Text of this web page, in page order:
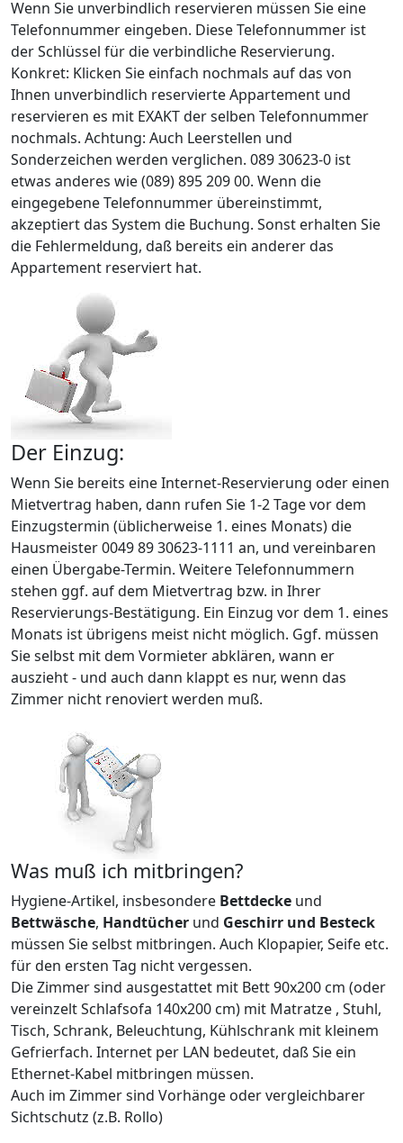
Wenn Sie unverbindlich reservieren müssen Sie eine
Telefonnummer eingeben. Diese Telefonnummer ist
der Schlüssel für die verbindliche Reservierung.
Konkret: Klicken Sie einfach nochmals auf das von
Ihnen unverbindlich reservierte Appartement und
reservieren es mit EXAKT der selben Telefonnummer
nochmals. Achtung: Auch Leerstellen und
Sonderzeichen werden verglichen. 089 30623-0 ist
etwas anderes wie (089) 895 209 00. Wenn die
eingegebene Telefonnummer übereinstimmt,
akzeptiert das System die Buchung. Sonst erhalten Sie
die Fehlermeldung, daß bereits ein anderer das
Appartement reserviert hat.
Der Einzug:
Wenn Sie bereits eine Internet-Reservierung oder einen
Mietvertrag haben, dann rufen Sie 1-2 Tage vor dem
Einzugstermin (üblicherweise 1. eines Monats) die
Hausmeister 0049 89 30623-1111 an, und vereinbaren
einen Übergabe-Termin. Weitere Telefonnummern
stehen ggf. auf dem Mietvertrag bzw. in Ihrer
Reservierungs-Bestätigung. Ein Einzug vor dem 1. eines
Monats ist übrigens meist nicht möglich. Ggf. müssen
Sie selbst mit dem Vormieter abklären, wann er
auszieht - und auch dann klappt es nur, wenn das
Zimmer nicht renoviert werden muß.
Was muß ich mitbringen?
Hygiene-Artikel, insbesondere Bettdecke und
Bettwäsche, Handtücher und Geschirr und Besteck
müssen Sie selbst mitbringen. Auch Klopapier, Seife etc.
für den ersten Tag nicht vergessen.
Die Zimmer sind ausgestattet mit Bett 90x200 cm (oder
vereinzelt Schlafsofa 140x200 cm) mit Matratze , Stuhl,
Tisch, Schrank, Beleuchtung, Kühlschrank mit kleinem
Gefrierfach. Internet per LAN bedeutet, daß Sie ein
Ethernet-Kabel mitbringen müssen.
Auch im Zimmer sind Vorhänge oder vergleichbarer
Sichtschutz (z.B. Rollo)